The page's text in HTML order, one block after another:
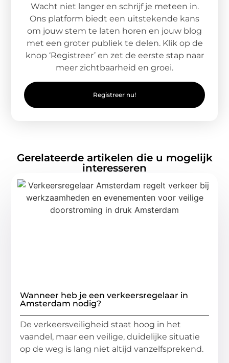
Wacht niet langer en schrijf je meteen in.
Ons platform biedt een uitstekende kans
om jouw stem te laten horen en jouw blog
met een groter publiek te delen. Klik op de
knop ‘Registreer’ en zet de eerste stap naar
meer zichtbaarheid en groei.
Registreer nu!
Gerelateerde artikelen die u mogelijk
interesseren
Wanneer heb je een verkeersregelaar in
Amsterdam nodig?
De verkeersveiligheid staat hoog in het
vaandel, maar een veilige, duidelijke situatie
op de weg is lang niet altijd vanzelfsprekend.